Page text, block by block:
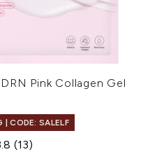
Pink Collagen Gel
| CODE: SALELF
(13)